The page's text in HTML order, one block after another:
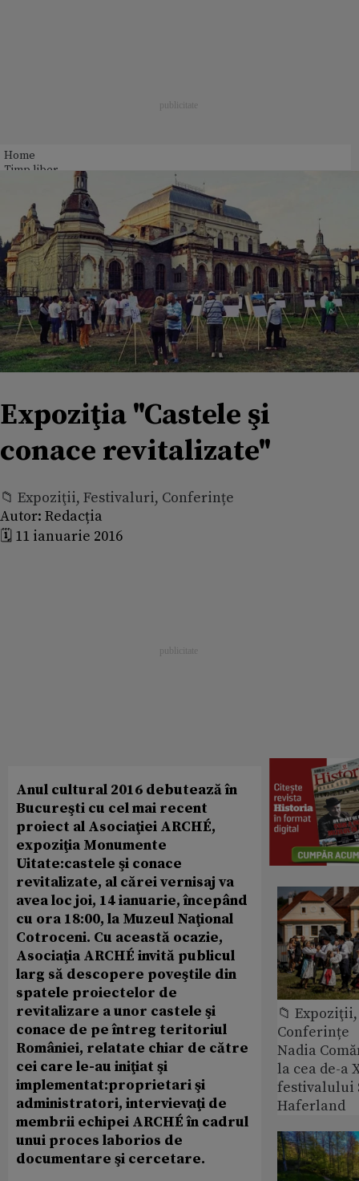
Home
Timp liber
Expoziţia "Castele şi
conace revitalizate"
📁 Expoziţii, Festivaluri, Conferințe
Autor: Redacția
🗓️ 11 ianuarie 2016
Anul cultural 2016 debutează în
Bucureşti cu cel mai recent
proiect al Asociaţiei ARCHÉ,
expoziţia Monumente
Uitate:castele şi conace
revitalizate, al cărei vernisaj va
avea loc joi, 14 ianuarie, începând
cu ora 18:00, la Muzeul Naţional
Cotroceni. Cu această ocazie,
Asociaţia ARCHÉ invită publicul
larg să descopere poveştile din
spatele proiectelor de
revitalizare a unor castele şi
conace de pe întreg teritoriul
României, relatate chiar de către
cei care le-au iniţiat şi
implementat:proprietari şi
administratori, intervievaţi de
membrii echipei ARCHÉ în cadrul
unui proces laborios de
documentare şi cercetare.
📁
Conferințe
Nadia
la cea de-a
festivalului
Haferland